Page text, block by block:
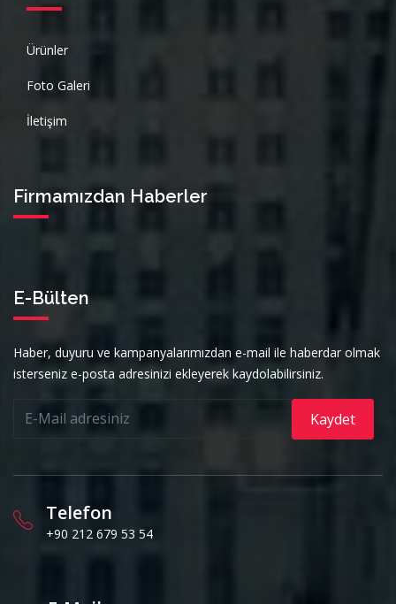
Ürünler
Foto Galeri
İletişim
Firmamızdan Haberler
E-Bülten
Haber, duyuru ve kampanyalarımızdan e-mail ile haberdar olmak
isterseniz e-posta adresinizi ekleyerek kaydolabilirsiniz.
Kaydet
Telefon
+90 212 679 53 54